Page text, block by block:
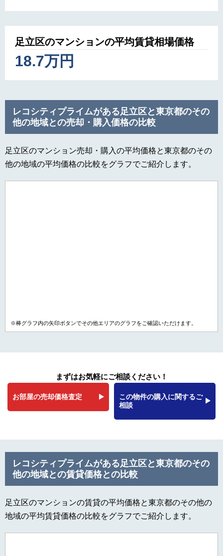
足立区のマンションの平均賃貸相場価格
18.7万円
レコシティプライムがある足立区と東京都のその
他の地域との売却・購入価格の比較
足立区のマンション売却・購入の平均価格と東京都のその
他の地域の平均価格の比較をグラフでご紹介します。
※棒グラフ内の矢印ボタンでその他エリアのグラフをご確認いただけます。
まずはお気軽にご相談ください！
お部屋の売却価格査定
この物件の購入に関するご
相談
レコシティプライムがある足立区と東京都のその
他の地域との賃貸価格との比較
足立区のマンションの賃貸の平均価格と東京都のその他の
地域の平均賃貸価格の比較をグラフでご紹介します。